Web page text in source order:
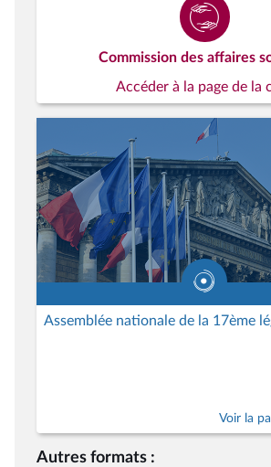
Commission des affaires
Accéder à la page de la
Assemblée nationale de la 17ème
Voir la
Autres formats :